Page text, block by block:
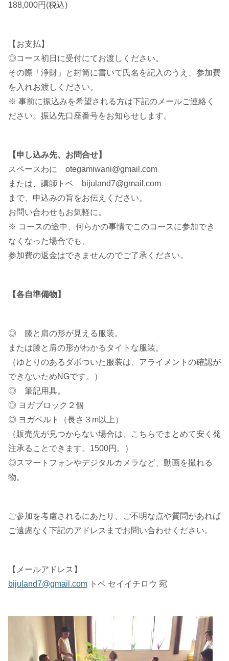
188,000円(税込)
【お支払】
◎コース初日に受付にてお渡しください。
その際「浄財」と封筒に書いて氏名を記入のうえ、参加費
を入れお渡しください。
※ 事前に振込みを希望される方は下記のメールご連絡く
ださい。振込先口座番号をお知らせします。
【申し込み先、お問合せ】
スペースわに otegamiwani@gmail.com
または、講師トベ bijuland7@gmail.com
まで、申込みの旨をお伝えください。
お問い合わせもお気軽に。
※ コースの途中、何らかの事情でこのコースに参加でき
なくなった場合でも、
参加費の返金はできませんのでご了承ください。
【各自準備物】
◎ 膝と肩の形が見える服装。
または膝と肩の形がわかるタイトな服装。
（ゆとりのあるダボついた服装は、アライメントの確認が
できないためNGです。）
◎ 筆記用具。
◎ ヨガブロック２個
◎ ヨガベルト（長さ３m以上）
（販売先が見つからない場合は、こちらでまとめて安く発
注承ることできます。1500円。）
◎スマートフォンやデジタルカメラなど、動画を撮れる
物。
ご参加を考慮されるにあたり、ご不明な点や質問があれば
ご遠慮なく下記のアドレスまでお問い合わせください。
【メールアドレス】
bijuland7@gmail.com トベ セイイチロウ 宛